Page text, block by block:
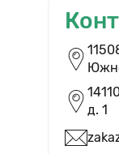
выборе
д. 1